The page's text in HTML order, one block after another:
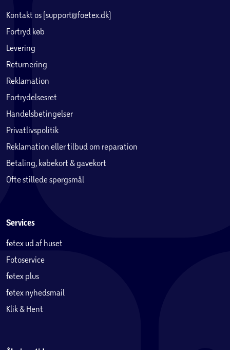
Kontakt os (support@foetex.dk)
Fortryd køb
Levering
Returnering
Reklamation
Fortrydelsesret
Handelsbetingelser
Privatlivspolitik
Reklamation eller tilbud om reparation
Betaling, købekort & gavekort
Ofte stillede spørgsmål
Services
føtex ud af huset
Fotoservice
føtex plus
føtex nyhedsmail
Klik & Hent